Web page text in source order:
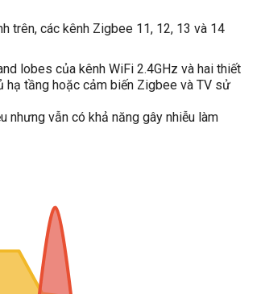
trên, các kênh Zigbee 11, 12, 13 và 14
lobes của kênh WiFi 2.4GHz và hai thiết
hạ tầng hoặc cảm biến Zigbee và TV sử
nhưng vẫn có khả năng gây nhiễu làm